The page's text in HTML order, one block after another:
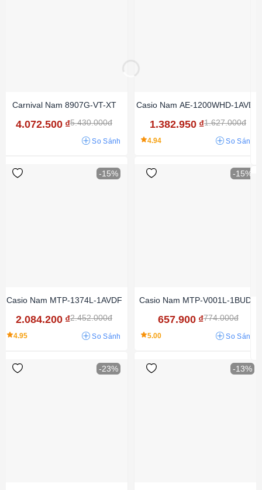
Carnival Nam 8907G-VT-XT
4.072.500 ₫5.430.000đ
So Sánh
Casio Nam AE-1200WHD-1AVDF
1.382.950 ₫1.627.000đ
4.94 So Sánh
-15%
Casio Nam MTP-1374L-1AVDF
2.084.200 ₫2.452.000đ
4.95 So Sánh
-15%
Casio Nam MTP-V001L-1BUDF
657.900 ₫774.000đ
5.00 So Sánh
-23% -13%